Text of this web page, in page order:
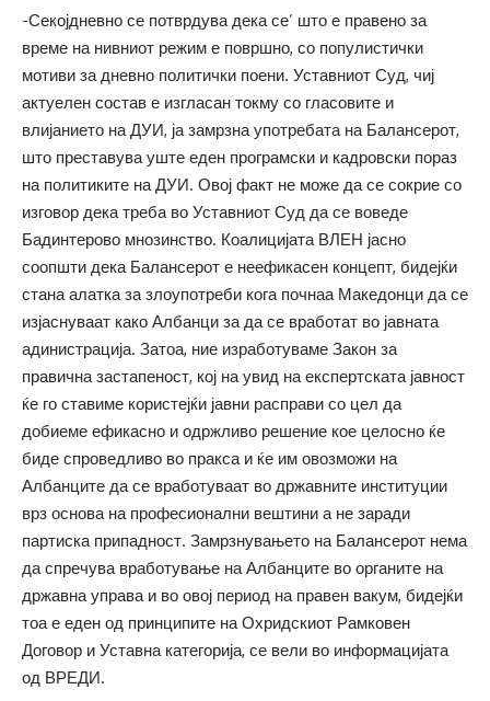
-Секојдневно се потврдува дека се’ што е правено за
време на нивниот режим е површно, со популистички
мотиви за дневно политички поени. Уставниот Суд, чиј
актуелен состав е изгласан токму со гласовите и
влијанието на ДУИ, ја замрзна употребата на Балансерот,
што преставува уште еден програмски и кадровски пораз
на политиките на ДУИ. Овој факт не може да се сокрие со
изговор дека треба во Уставниот Суд да се воведе
Бадинтерово мнозинство. Коалицијата ВЛЕН јасно
соопшти дека Балансерот е неефикасен концепт, бидејќи
стана алатка за злоупотреби кога почнаа Македонци да се
изјаснуваат како Албанци за да се вработат во јавната
адинистрација. Затоа, ние изработуваме Закон за
правична застапеност, кој на увид на експертската јавност
ќе го ставиме користејќи јавни расправи со цел да
добиеме ефикасно и одржливо решение кое целосно ќе
биде спроведливо во пракса и ќе им овозможи на
Албанците да се вработуваат во државните институции
врз основа на професионални вештини а не заради
партиска припадност. Замрзнувањето на Балансерот нема
да спречува вработување на Албанците во органите на
државна управа и во овој период на правен вакум, бидејќи
тоа е еден од принципите на Охридскиот Рамковен
Договор и Уставна категорија, се вели во информацијата
од ВРЕДИ.